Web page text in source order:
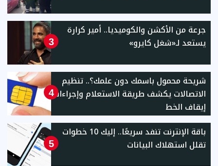
3
جرعة من الأكشن والكوميديا.. أمير كرارة
يستعد لـ«شغل كايرو»
4
شريحة محمول باسمك دون علمك؟.. تنظيم
الاتصالات يكشف طريقة الاستعلام وإجراءات
إيقاف الخط
5
باقة الإنترنت تنفد سريعًا.. إليك 10 خطوات
تقلل استهلاك البيانات